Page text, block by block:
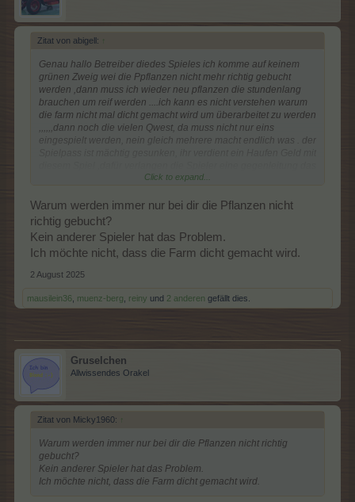
Zitat von abigell: ↑
Genau hallo Betreiber diedes Spieles ich komme auf keinem
grünen Zweig wei die Ppflanzen nicht mehr richtig gebucht
werden ,dann muss ich wieder neu pflanzen die stundenlang
brauchen um reif werden ....ich kann es nicht verstehen warum
die farm nicht mal dicht gemacht wird um überarbeitet zu werden
,,,,,,dann noch die vielen Qwest, da muss nicht nur eins
eingespielt werden, nein gleich mehrere macht endlich was . der
bezahlt um weiter zu kommen und viel erreicht und erarbeitet
das gibt man auch nicht so leicht auf, aber das weiß der
betreiber auch.
Click to expand...
Warum werden immer nur bei dir die Pflanzen nicht
richtig gebucht?
Kein anderer Spieler hat das Problem.
Ich möchte nicht, dass die Farm dicht gemacht wird.
2 August 2025
mausilein36 muenz-berg reiny und 2 anderen gefällt dies.
Gruselchen
Allwissendes Orakel
Zitat von Micky1960: ↑
Warum werden immer nur bei dir die Pflanzen nicht richtig
gebucht?
Kein anderer Spieler hat das Problem.
Ich möchte nicht, dass die Farm dicht gemacht wird.